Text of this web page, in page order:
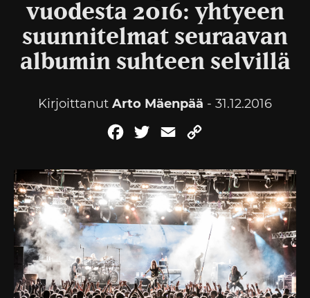
vuodesta 2016: yhtyeen
suunnitelmat seuraavan
albumin suhteen selvillä
Kirjoittanut Arto Mäenpää - 31.12.2016
FacebookTwitterEmail